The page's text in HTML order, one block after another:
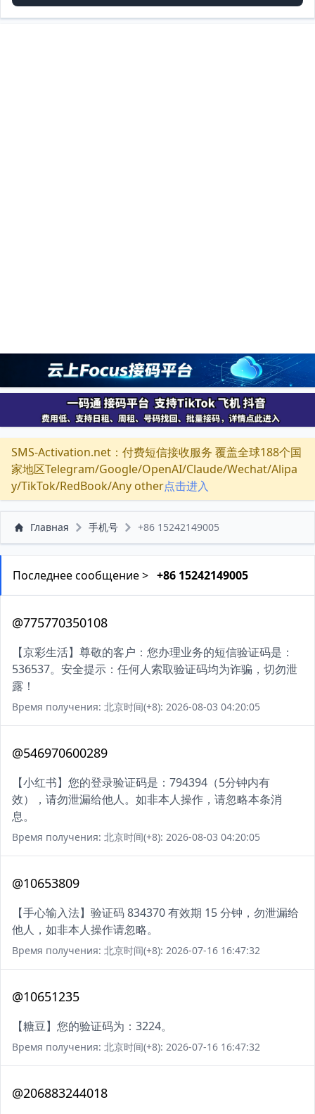
SMS-Activation.net：付费短信接收服务 覆盖全球188个国
家地区Telegram/Google/OpenAI/Claude/Wechat/Alipa
y/TikTok/RedBook/Any other点击进入
Главная 手机号 +86 15242149005
Последнее сообщение > +86 15242149005
@775770350108
【京彩生活】尊敬的客户：您办理业务的短信验证码是：
536537。安全提示：任何人索取验证码均为诈骗，切勿泄
露！
Время получения: 北京时间(+8): 2026-08-03 04:20:05
@546970600289
【小红书】您的登录验证码是：794394（5分钟内有
效），请勿泄漏给他人。如非本人操作，请忽略本条消
息。
Время получения: 北京时间(+8): 2026-08-03 04:20:05
@10653809
【手心输入法】验证码 834370 有效期 15 分钟，勿泄漏给
他人，如非本人操作请忽略。
Время получения: 北京时间(+8): 2026-07-16 16:47:32
@10651235
【糖豆】您的验证码为：3224。
Время получения: 北京时间(+8): 2026-07-16 16:47:32
@206883244018